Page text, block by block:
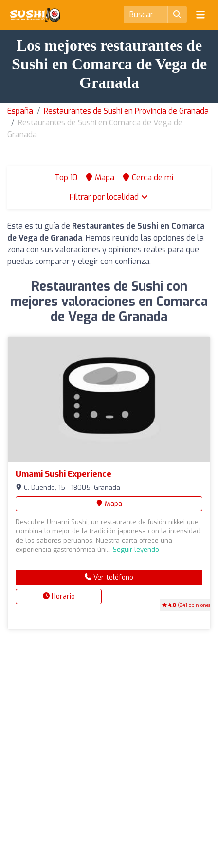
Los mejores restaurantes de
Sushi en Comarca de Vega de
Granada
España
Restaurantes de Sushi en Provincia de Granada
Restaurantes de Sushi en Comarca de Vega de
Granada
Top 10 Mapa
Cerca de mí
Filtrar por localidad
Esta es tu guía de Restaurantes de Sushi en Comarca
de Vega de Granada. Hemos reunido las opciones de la
zona con sus valoraciones y opiniones reales para que
puedas comparar y elegir con confianza.
Restaurantes de Sushi con
mejores valoraciones en Comarca
de Vega de Granada
Umami Sushi Experience
4.8 (241 opiniones)
C. Duende, 15 - 18005, Granada
Mapa
Descubre Umami Sushi, un restaurante de fusión nikkei que
combina lo mejor de la tradición japonesa con la intensidad
de los sabores peruanos. Nuestra carta ofrece una
experiencia gastronómica úni... Seguir leyendo
Ver teléfono
Horario